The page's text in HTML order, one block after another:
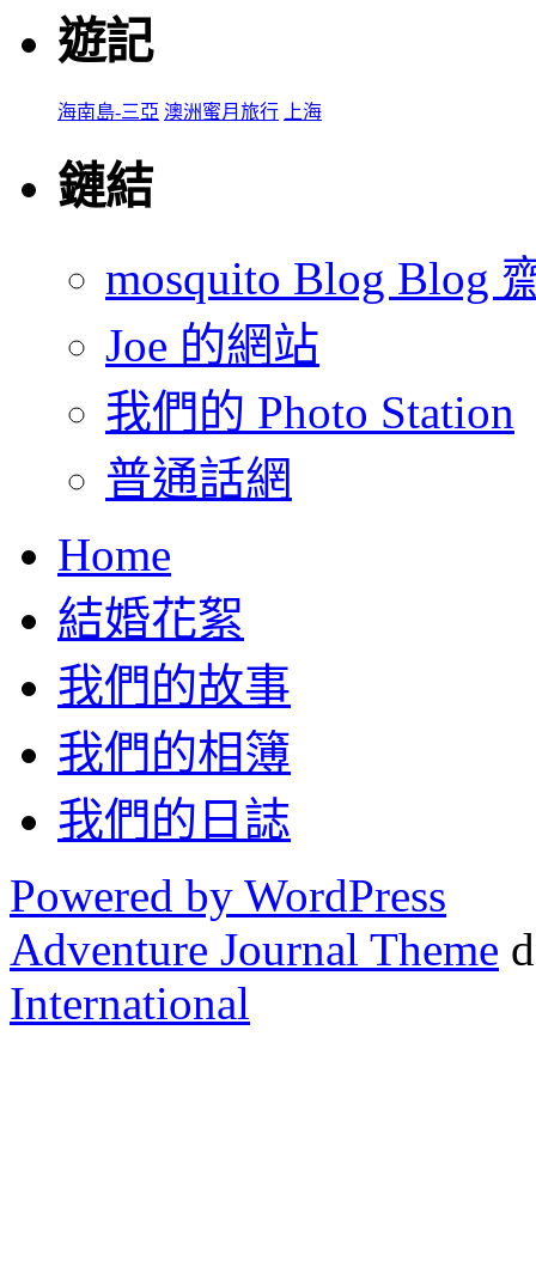
遊記
海南島-三亞 澳洲蜜月旅行 上海
鏈結
mosquito Blog Blog
Joe 的網站
我們的 Photo Station
普通話網
Home
結婚花絮
我們的故事
我們的相簿
我們的日誌
Powered by WordPress
Adventure Journal Theme
International